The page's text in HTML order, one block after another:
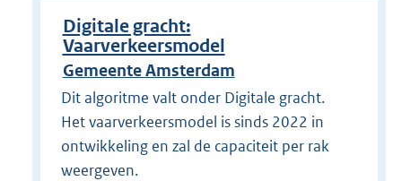
Digitale gracht:
Vaarverkeersmodel
Gemeente Amsterdam
Dit algoritme valt onder Digitale gracht.
Het vaarverkeersmodel is sinds 2022 in
ontwikkeling en zal de capaciteit per rak
weergeven.